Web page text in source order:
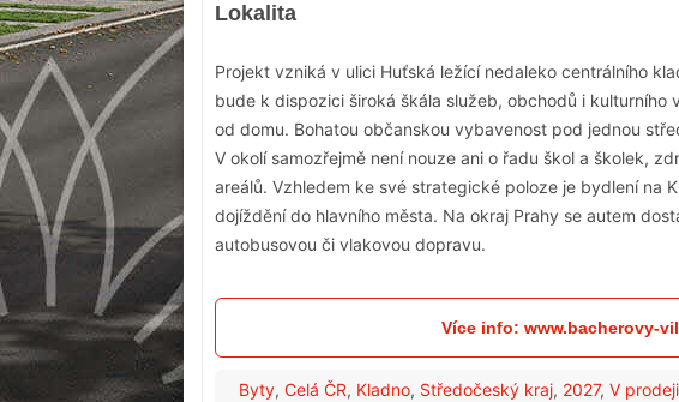
Lokalita
Projekt vzniká v ulici Huťská ležící nedaleko centrálního
bude k dispozici široká škála služeb, obchodů i
od domu. Bohatou občanskou vybavenost pod jednou
V okolí samozřejmě není nouze ani o řadu škol a školek,
areálů. Vzhledem ke své strategické poloze je bydlení na
dojíždění do hlavního města. Na okraj Prahy se autem
autobusovou či vlakovou dopravu.
Více info: www.bacherovy-
Byty, Celá ČR, Kladno, Středočeský kraj, 2027, V prodeji